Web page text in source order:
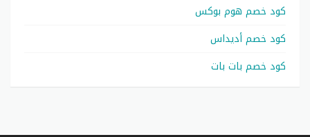
كود خصم هوم بوكس
كود خصم أديداس
كود خصم بات بات